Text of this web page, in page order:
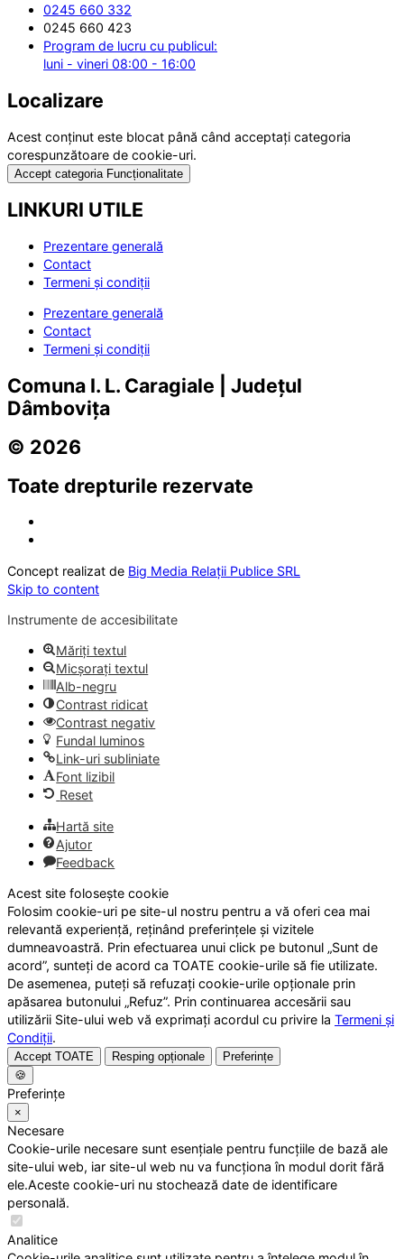
0245 660 332
0245 660 423
Program de lucru cu publicul:
luni - vineri 08:00 - 16:00
Localizare
Acest conținut este blocat până când acceptați categoria
corespunzătoare de cookie-uri.
Accept categoria Funcționalitate
LINKURI UTILE
Prezentare generală
Contact
Termeni și condiții
Prezentare generală
Contact
Termeni și condiții
Comuna I. L. Caragiale | Județul
Dâmbovița
© 2026
Toate drepturile rezervate
Concept realizat de Big Media Relații Publice SRL
Skip to content
Instrumente de accesibilitate
Măriți textul
Micșorați textul
Alb-negru
Contrast ridicat
Contrast negativ
Fundal luminos
Link-uri subliniate
Font lizibil
Reset
Hartă site
Ajutor
Feedback
Acest site folosește cookie
Folosim cookie-uri pe site-ul nostru pentru a vă oferi cea mai
relevantă experiență, reținând preferințele și vizitele
dumneavoastră. Prin efectuarea unui click pe butonul „Sunt de
acord”, sunteți de acord ca TOATE cookie-urile să fie utilizate.
De asemenea, puteți să refuzați cookie-urile opționale prin
apăsarea butonului „Refuz”. Prin continuarea accesării sau
utilizării Site-ului web vă exprimați acordul cu privire la Termeni și
Condiții.
Accept TOATE Resping opționale
Preferințe
🍪
Preferințe
×
Necesare
Cookie-urile necesare sunt esențiale pentru funcțiile de bază ale
site-ului web, iar site-ul web nu va funcționa în modul dorit fără
ele.Aceste cookie-uri nu stochează date de identificare
personală.
Analitice